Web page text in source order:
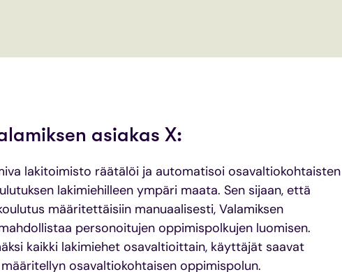
asiakas X:
lakitoimisto räätälöi ja automatisoi osavaltiokohtaisten
lakimiehilleen ympäri maata. Sen sijaan, että
määritettäisiin manuaalisesti, Valamiksen
personoitujen oppimispolkujen luomisen.
kaikki lakimiehet osavaltioittain, käyttäjät saavat
osavaltiokohtaisen oppimispolun.